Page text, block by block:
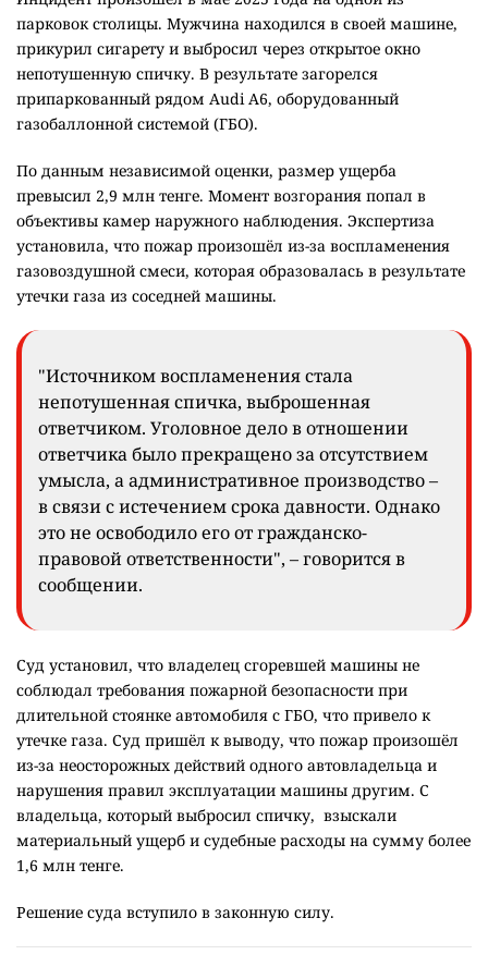
парковок столицы. Мужчина находился в своей машине,
прикурил сигарету и выбросил через открытое окно
непотушенную спичку. В результате загорелся
припаркованный рядом Audi A6, оборудованный
газобаллонной системой (ГБО).
По данным независимой оценки, размер ущерба
превысил 2,9 млн тенге. Момент возгорания попал в
объективы камер наружного наблюдения. Экспертиза
установила, что пожар произошёл из-за воспламенения
газовоздушной смеси, которая образовалась в результате
утечки газа из соседней машины.
"Источником воспламенения стала
непотушенная спичка, выброшенная
ответчиком. Уголовное дело в отношении
ответчика было прекращено за отсутствием
умысла, а административное производство –
в связи с истечением срока давности. Однако
это не освободило его от гражданско-
правовой ответственности", – говорится в
сообщении.
Суд установил, что владелец сгоревшей машины не
соблюдал требования пожарной безопасности при
длительной стоянке автомобиля с ГБО, что привело к
утечке газа. Суд пришёл к выводу, что пожар произошёл
из-за неосторожных действий одного автовладельца и
нарушения правил эксплуатации машины другим. С
владельца, который выбросил спичку, взыскали
материальный ущерб и судебные расходы на сумму более
1,6 млн тенге.
Решение суда вступило в законную силу.